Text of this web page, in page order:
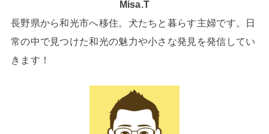
Misa.T
長野県から和光市へ移住。犬たちと暮らす主婦です。日
常の中で見つけた和光の魅力や小さな発見を発信してい
きます！